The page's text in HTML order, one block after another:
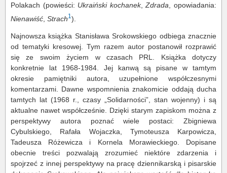
Polakach (powieści: Ukraiński kochanek,Zdrada , opowiadania:
Nienawiść Strach1 ).
Najnowsza książka Stanisława Srokowskiego odbiega znacznie
od tematyki kresowej. Tym razem autor postanowił rozprawić
się ze swoim życiem w czasach PRL. Książka dotyczy
konkretnie lat 1968-1984. Jej kanwą są pisane w tamtym
okresie pamiętniki autora, uzupełnione współczesnymi
komentarzami. Dawne wspomnienia znakomicie oddają ducha
tamtych lat (1968 r., czasy „Solidarności”, stan wojenny) i są
aktualne nawet współcześnie. Dzięki starym zapiskom można z
perspektywy autora poznać wiele postaci: Zbigniewa
Cybulskiego, Rafała Wojaczka, Tymoteusza Karpowicza,
Tadeusza Różewicza i Kornela Morawieckiego. Dopisane
obecnie treści pozwalają zrozumieć niektóre zdarzenia i
spojrzeć z innej perspektywy na pracę dziennikarską i pisarskie